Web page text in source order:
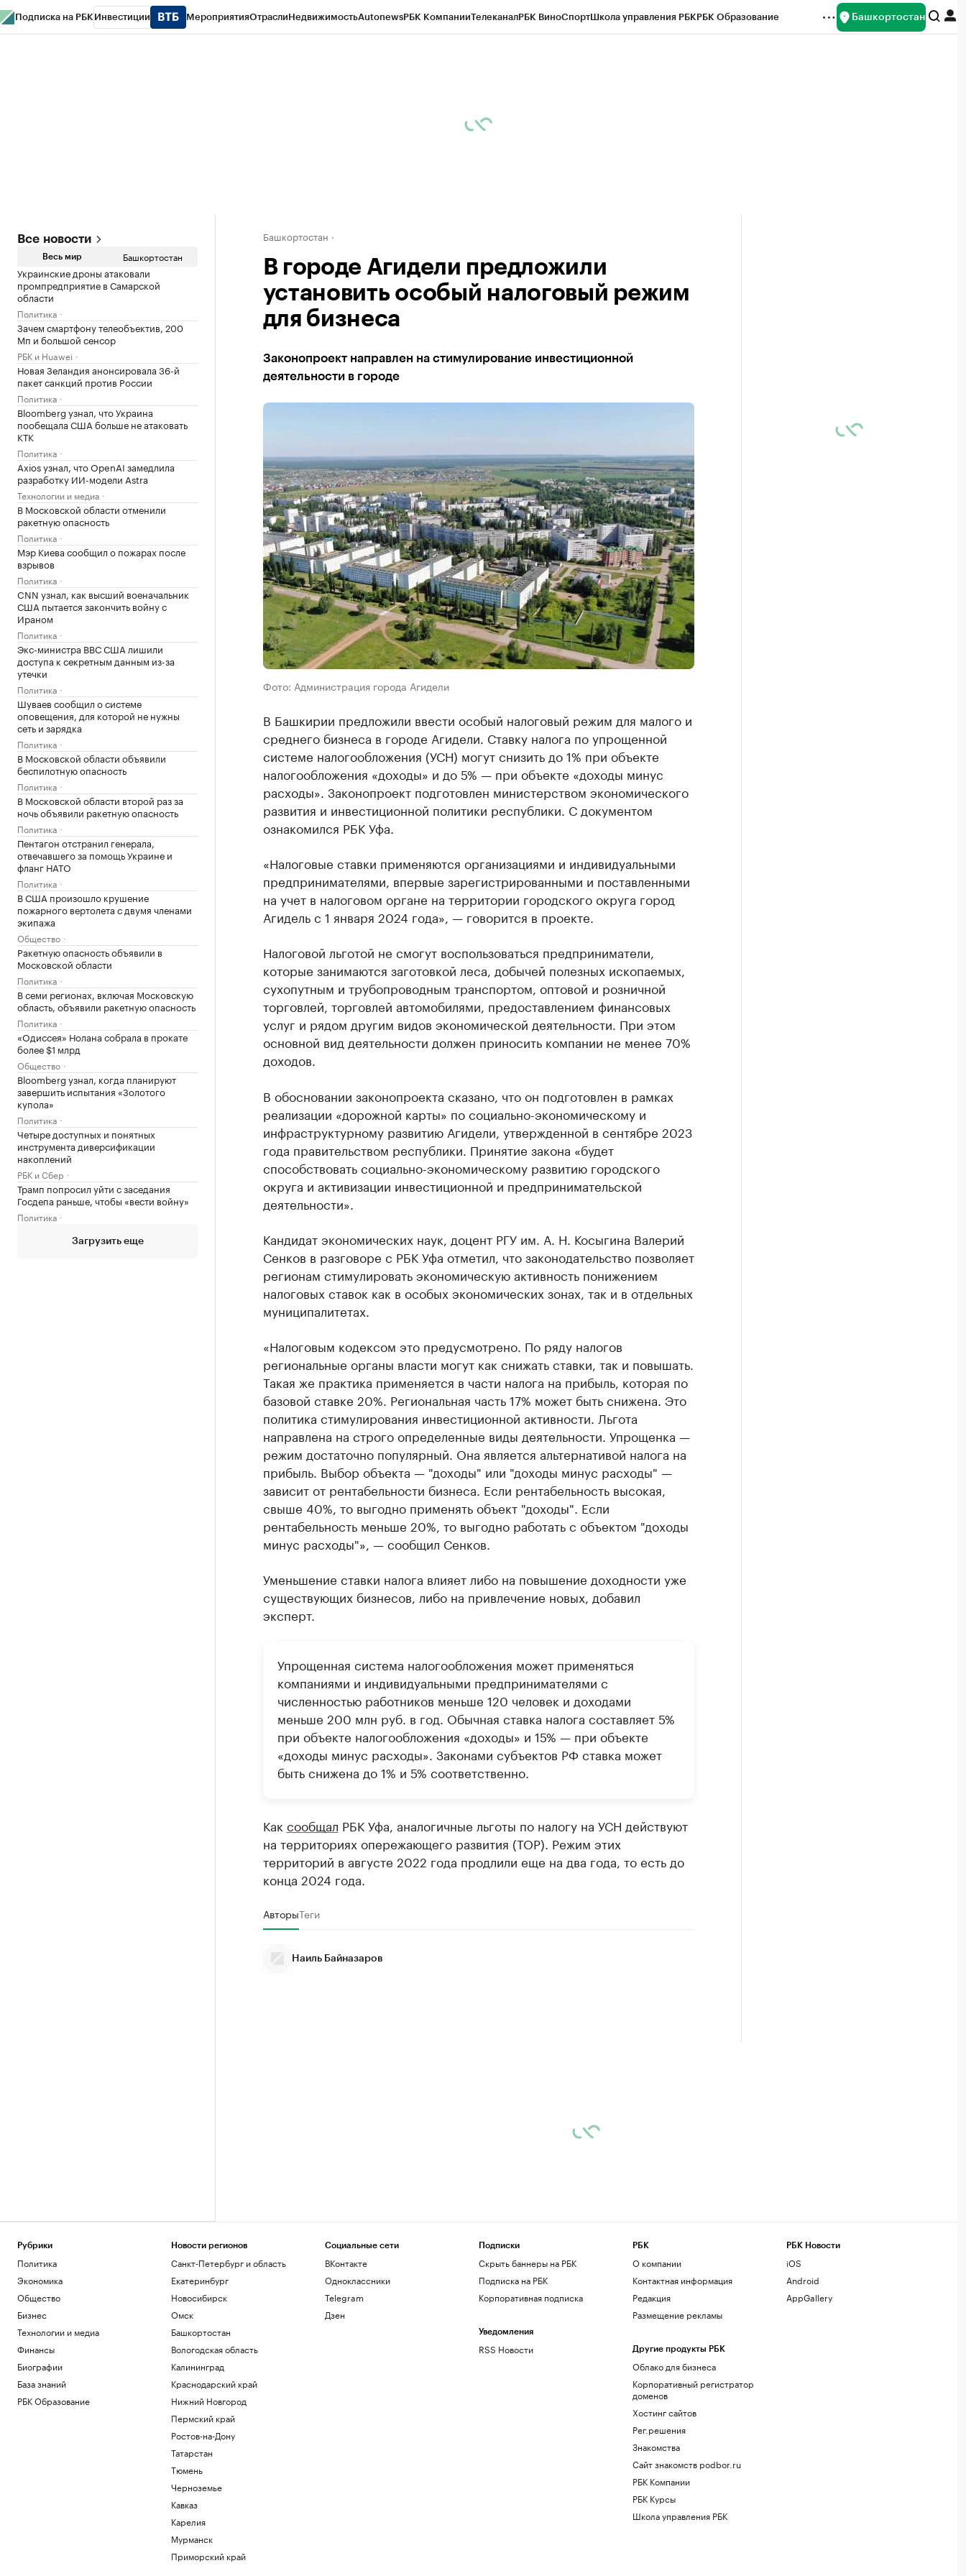
Подписка на РБК Инвестиции МероприятияОтраслиНедвижимостьAutonewsРБК КомпанииТелеканалРБК ВиноСпортШкола управления РБКРБК Образование Башкортостан
Все новости
Весь мир Башкортостан
Украинские дроны атаковали
промпредприятие в Самарской
области
Политика
Зачем смартфону телеобъектив, 200
Мп и большой сенсор
РБК и Huawei
Новая Зеландия анонсировала 36-й
пакет санкций против России
Политика
Bloomberg узнал, что Украина
пообещала США больше не атаковать
КТК
Политика
Axios узнал, что OpenAI замедлила
разработку ИИ-модели Astra
Технологии и медиа
В Московской области отменили
ракетную опасность
Политика
Мэр Киева сообщил о пожарах после
взрывов
Политика
CNN узнал, как высший военачальник
США пытается закончить войну с
Ираном
Политика
Экс-министра ВВС США лишили
доступа к секретным данным из-за
утечки
Политика
Шуваев сообщил о системе
оповещения, для которой не нужны
сеть и зарядка
Политика
В Московской области объявили
беспилотную опасность
Политика
В Московской области второй раз за
ночь объявили ракетную опасность
Политика
Пентагон отстранил генерала,
отвечавшего за помощь Украине и
фланг НАТО
Политика
В США произошло крушение
пожарного вертолета с двумя членами
экипажа
Общество
Ракетную опасность объявили в
Московской области
Политика
В семи регионах, включая Московскую
область, объявили ракетную опасность
Политика
«Одиссея» Нолана собрала в прокате
более $1 млрд
Общество
Bloomberg узнал, когда планируют
завершить испытания «Золотого
купола»
Политика
Четыре доступных и понятных
инструмента диверсификации
накоплений
РБК и Сбер
Трамп попросил уйти с заседания
Госдепа раньше, чтобы «вести войну»
Политика
Загрузить еще
Башкортостан
В городе Агидели предложили
установить особый налоговый режим
для бизнеса
Законопроект направлен на стимулирование инвестиционной
деятельности в городе
Фото: Администрация города Агидели
В Башкирии предложили ввести особый налоговый режим для малого и
среднего бизнеса в городе Агидели. Ставку налога по упрощенной
системе налогообложения (УСН) могут снизить до 1% при объекте
налогообложения «доходы» и до 5% — при объекте «доходы минус
расходы». Законопроект подготовлен министерством экономического
развития и инвестиционной политики республики. С документом
ознакомился РБК Уфа.
«Налоговые ставки применяются организациями и индивидуальными
предпринимателями, впервые зарегистрированными и поставленными
на учет в налоговом органе на территории городского округа город
Агидель с 1 января 2024 года», — говорится в проекте.
Налоговой льготой не смогут воспользоваться предприниматели,
которые занимаются заготовкой леса, добычей полезных ископаемых,
сухопутным и трубопроводным транспортом, оптовой и розничной
торговлей, торговлей автомобилями, предоставлением финансовых
услуг и рядом другим видов экономической деятельности. При этом
основной вид деятельности должен приносить компании не менее 70%
доходов.
В обосновании законопроекта сказано, что он подготовлен в рамках
реализации «дорожной карты» по социально-экономическому и
инфраструктурному развитию Агидели, утвержденной в сентябре 2023
года правительством республики. Принятие закона «будет
способствовать социально-экономическому развитию городского
округа и активизации инвестиционной и предпринимательской
деятельности».
Кандидат экономических наук, доцент РГУ им. А. Н. Косыгина Валерий
Сенков в разговоре с РБК Уфа отметил, что законодательство позволяет
регионам стимулировать экономическую активность понижением
налоговых ставок как в особых экономических зонах, так и в отдельных
муниципалитетах.
«Налоговым кодексом это предусмотрено. По ряду налогов
региональные органы власти могут как снижать ставки, так и повышать.
Такая же практика применяется в части налога на прибыль, которая по
базовой ставке 20%. Региональная часть 17% может быть снижена. Это
политика стимулирования инвестиционной активности. Льгота
направлена на строго определенные виды деятельности. Упрощенка —
режим достаточно популярный. Она является альтернативой налога на
прибыль. Выбор объекта — "доходы" или "доходы минус расходы" —
зависит от рентабельности бизнеса. Если рентабельность высокая,
свыше 40%, то выгодно применять объект "доходы". Если
рентабельность меньше 20%, то выгодно работать с объектом "доходы
минус расходы"», — сообщил Сенков.
Уменьшение ставки налога влияет либо на повышение доходности уже
существующих бизнесов, либо на привлечение новых, добавил
эксперт.
Упрощенная система налогообложения может применяться
компаниями и индивидуальными предпринимателями с
численностью работников меньше 120 человек и доходами
меньше 200 млн руб. в год. Обычная ставка налога составляет 5%
при объекте налогообложения «доходы» и 15% — при объекте
«доходы минус расходы». Законами субъектов РФ ставка может
быть снижена до 1% и 5% соответственно.
Как сообщал РБК Уфа, аналогичные льготы по налогу на УСН действуют
на территориях опережающего развития (ТОР). Режим этих
территорий в августе 2022 года продлили еще на два года, то есть до
конца 2024 года.
АвторыТеги
Наиль Байназаров
Рубрики
Политика
Экономика
Общество
Бизнес
Технологии и медиа
Финансы
Биографии
База знаний
РБК Образование
Новости регионов
Санкт-Петербург и область
Екатеринбург
Новосибирск
Омск
Башкортостан
Вологодская область
Калининград
Краснодарский край
Нижний Новгород
Пермский край
Ростов-на-Дону
Татарстан
Тюмень
Черноземье
Кавказ
Карелия
Мурманск
Приморский край
Социальные сети
ВКонтакте
Одноклассники
Telegram
Дзен
Подписки
Скрыть баннеры на РБК
Подписка на РБК
Корпоративная подписка
Уведомления
RSS Новости
РБК
О компании
Контактная информация
Редакция
Размещение рекламы
Другие продукты РБК
Облако для бизнеса
Корпоративный регистратор
доменов
Хостинг сайтов
Рег.решения
Знакомства
Сайт знакомств podbor.ru
РБК Компании
РБК Курсы
Школа управления РБК
РБК Новости
iOS
Android
AppGallery